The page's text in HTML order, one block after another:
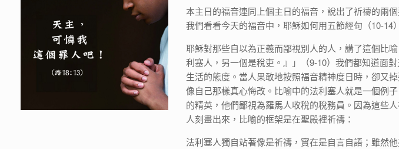
本主日的福音連同上個主日的福音，說出了祈禱的兩
我們看看今天的福音中，耶穌如何用五節經句（10-14
耶穌對那些自以為正義而鄙視別人的人，講了這個比
利塞人，另一個是稅吏。』」（9-10）我們都知道面
生活的態度。當人果敢地按照福音精神度日時，卻又
像自己那樣真心悔改。比喻中的法利塞人就是一個例
的精英，他們鄙視為羅馬人收稅的稅務員。因為這些
人刻畫出來，比喻的框架是在聖殿裡祈禱：
法利塞人獨自站著像是祈禱，實在是自言自語；雖然